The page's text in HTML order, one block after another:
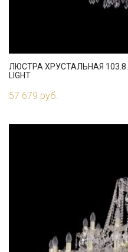
ЛЮСТРА ХРУСТАЛЬНАЯ
LIGHT
57 679 руб.